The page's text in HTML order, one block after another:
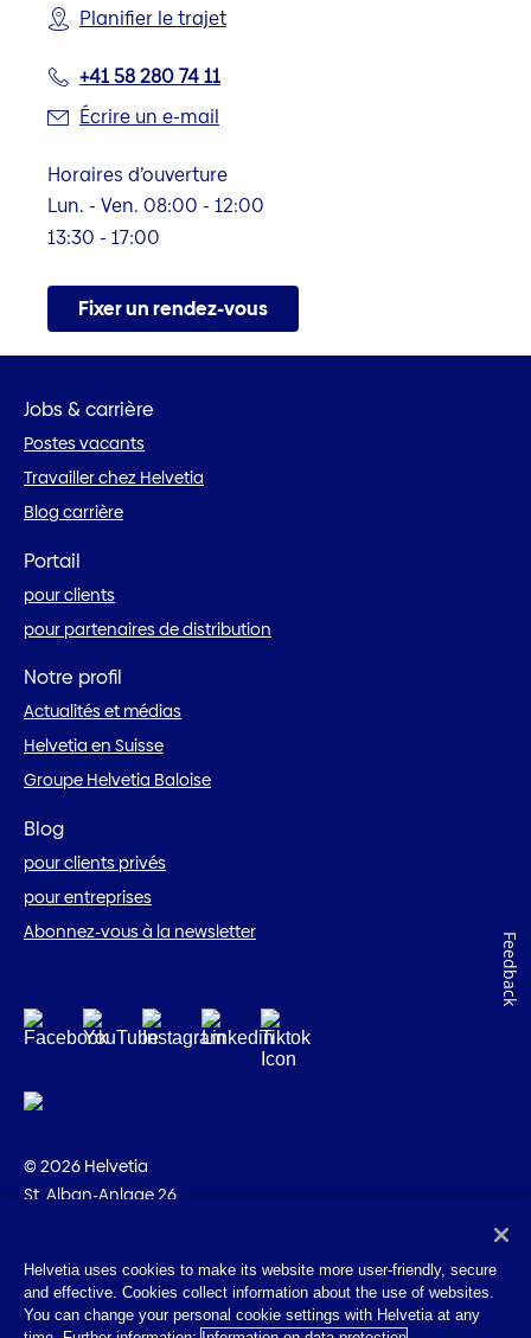
Planifier le trajet
+41 58 280 74 11
Écrire un e-mail
Horaires d’ouverture
Lun. - Ven. 08:00 - 12:00
13:30 - 17:00
Fixer un rendez-vous
Jobs & carrière
Postes vacants
Travailler chez Helvetia
Blog carrière
Portail
pour clients
pour partenaires de distribution
Notre profil
Actualités et médias
Helvetia en Suisse
Groupe Helvetia Baloise
Blog
pour clients privés
pour entreprises
Abonnez-vous à la newsletter
© 2026 Helvetia
St. Alban-Anlage 26
Impressum
Indications juridiques
Helvetia uses cookies to make its website more user-friendly, secure
and effective. Cookies collect information about the use of websites.
You can change your personal cookie settings with Helvetia at any
Feedback